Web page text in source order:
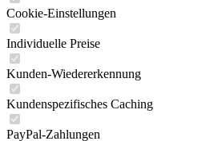
Cookie-Einstellungen
Individuelle Preise
Kunden-Wiedererkennung
Kundenspezifisches Caching
PayPal-Zahlungen